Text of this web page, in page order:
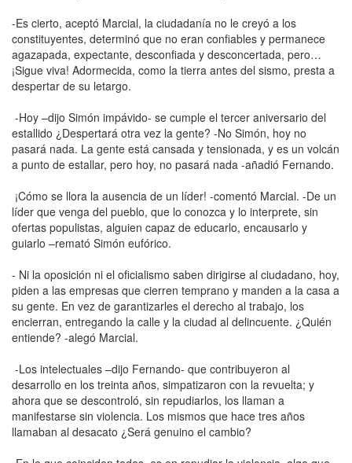
-Es cierto, aceptó Marcial, la ciudadanía no le creyó a los
constituyentes, determinó que no eran confiables y permanece
agazapada, expectante, desconfiada y desconcertada, pero…
¡Sigue viva! Adormecida, como la tierra antes del sismo, presta a
despertar de su letargo.
-Hoy –dijo Simón impávido- se cumple el tercer aniversario del
estallido ¿Despertará otra vez la gente? -No Simón, hoy no
pasará nada. La gente está cansada y tensionada, y es un volcán
a punto de estallar, pero hoy, no pasará nada -añadió Fernando.
¡Cómo se llora la ausencia de un líder! -comentó Marcial. -De un
líder que venga del pueblo, que lo conozca y lo interprete, sin
ofertas populistas, alguien capaz de educarlo, encausarlo y
guiarlo –remató Simón eufórico.
- Ni la oposición ni el oficialismo saben dirigirse al ciudadano, hoy,
piden a las empresas que cierren temprano y manden a la casa a
su gente. En vez de garantizarles el derecho al trabajo, los
encierran, entregando la calle y la ciudad al delincuente. ¿Quién
entiende? -alegó Marcial.
-Los intelectuales –dijo Fernando- que contribuyeron al
desarrollo en los treinta años, simpatizaron con la revuelta; y
ahora que se descontroló, sin repudiarlos, los llaman a
manifestarse sin violencia. Los mismos que hace tres años
llamaban al desacato ¿Será genuino el cambio?